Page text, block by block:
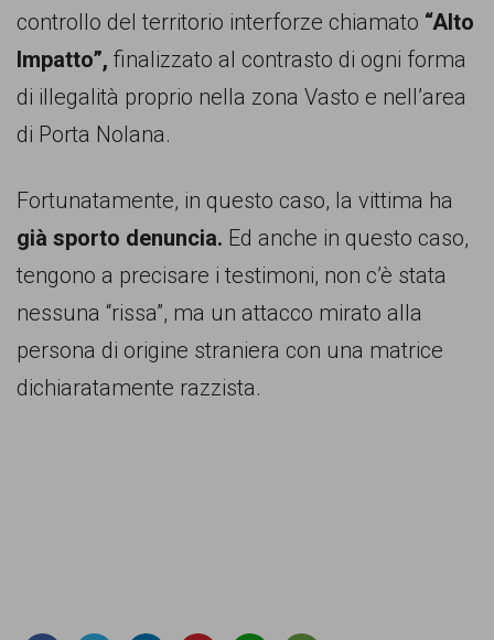
controllo del territorio interforze chiamato “Alto
Impatto”, finalizzato al contrasto di ogni forma
di illegalità proprio nella zona Vasto e nell’area
di Porta Nolana.
Fortunatamente, in questo caso, la vittima ha
già sporto denuncia. Ed anche in questo caso,
tengono a precisare i testimoni, non c’è stata
nessuna “rissa”, ma un attacco mirato alla
persona di origine straniera con una matrice
dichiaratamente razzista.